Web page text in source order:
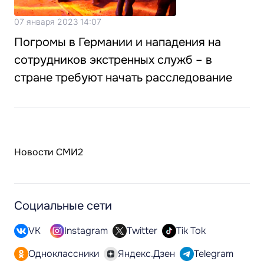
07 января 2023 14:07
Погромы в Германии и нападения на
сотрудников экстренных служб – в
стране требуют начать расследование
Новости СМИ2
Социальные сети
VK Instagram Twitter
Tik Tok
Одноклассники
Яндекс.Дзен
Telegram